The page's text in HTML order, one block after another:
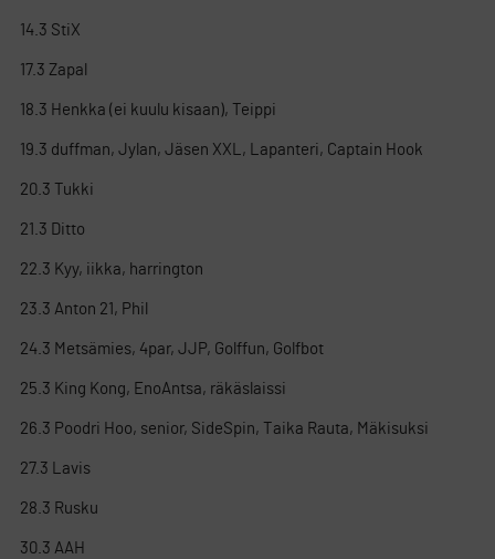
14.3 StiX
17.3 Zapal
18.3 Henkka (ei kuulu kisaan), Teippi
19.3 duffman, Jylan, Jäsen XXL, Lapanteri, Captain Hook
20.3 Tukki
21.3 Ditto
22.3 Kyy, iikka, harrington
23.3 Anton 21, Phil
24.3 Metsämies, 4par, JJP, Golffun, Golfbot
25.3 King Kong, EnoAntsa, räkäslaissi
26.3 Poodri Hoo, senior, SideSpin, Taika Rauta, Mäkisuksi
27.3 Lavis
28.3 Rusku
30.3 AAH